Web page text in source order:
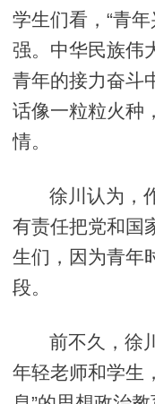
学生们看，“青
强。中华民族伟
青年的接力奋斗
话像一粒粒火种
情。
徐川认为，
有责任把党和国
生们，因为青年
段。
前不久，徐
年轻老师和学生